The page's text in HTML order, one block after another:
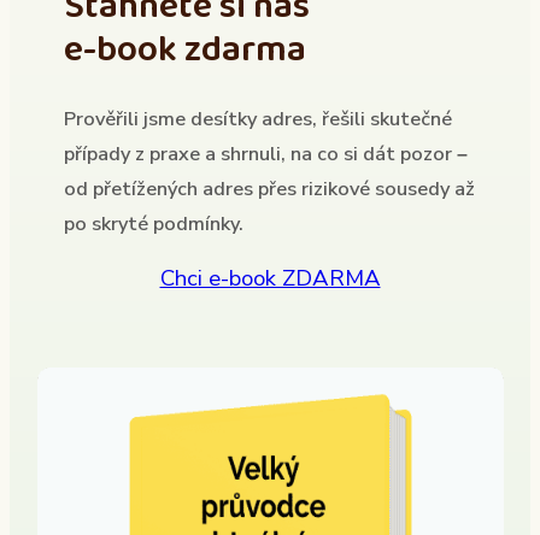
e-book zdarma
Prověřili jsme desítky adres, řešili skutečné
případy z praxe a shrnuli, na co si dát pozor –
od přetížených adres přes rizikové sousedy až
po skryté podmínky.
Chci e-book ZDARMA